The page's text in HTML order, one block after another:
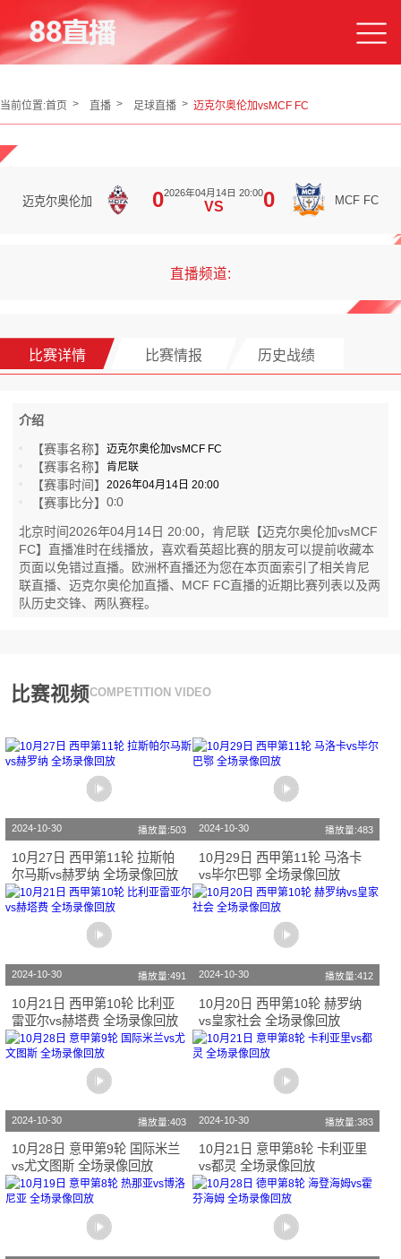
当前位置:首页 直播 足球直播 迈克尔奥伦加vsMCF FC
迈克尔奥伦加 02026年04月14日 20:00
VS 0 MCF FC
直播频道:
比赛详情 比赛情报 历史战绩
介绍
【赛事名称】迈克尔奥伦加vsMCF FC
【赛事名称】肯尼联
【赛事时间】2026年04月14日 20:00
【赛事比分】0:0
北京时间2026年04月14日 20:00，肯尼联【迈克尔奥伦加vsMCF
FC】直播准时在线播放，喜欢看英超比赛的朋友可以提前收藏本
页面以免错过直播。欧洲杯直播还为您在本页面索引了相关肯尼
联直播、迈克尔奥伦加直播、MCF FC直播的近期比赛列表以及两
队历史交锋、两队赛程。
比赛视频COMPETITION VIDEO
2024-10-30 播放量:503
10月27日 西甲第11轮 拉斯帕
尔马斯vs赫罗纳 全场录像回放
2024-10-30 播放量:483
10月29日 西甲第11轮 马洛卡
vs毕尔巴鄂 全场录像回放
2024-10-30 播放量:491
10月21日 西甲第10轮 比利亚
雷亚尔vs赫塔费 全场录像回放
2024-10-30 播放量:412
10月20日 西甲第10轮 赫罗纳
vs皇家社会 全场录像回放
2024-10-30 播放量:403
10月28日 意甲第9轮 国际米兰
vs尤文图斯 全场录像回放
2024-10-30 播放量:383
10月21日 意甲第8轮 卡利亚里
vs都灵 全场录像回放